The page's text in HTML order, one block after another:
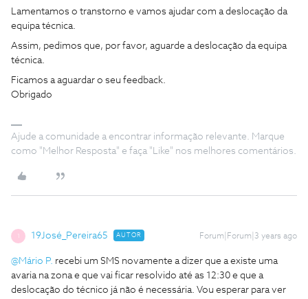
Lamentamos o transtorno e vamos ajudar com a deslocação da
equipa técnica.
Assim, pedimos que, por favor, aguarde a deslocação da equipa
técnica.
Ficamos a aguardar o seu feedback.
Obrigado
Ajude a comunidade a encontrar informação relevante. Marque
como "Melhor Resposta" e faça "Like" nos melhores comentários.
19José_Pereira65 AUTOR Forum|Forum|3 years ago
@Mário P. recebi um SMS novamente a dizer que a existe uma
avaria na zona e que vai ficar resolvido até as 12:30 e que a
deslocação do técnico já não é necessária. Vou esperar para ver